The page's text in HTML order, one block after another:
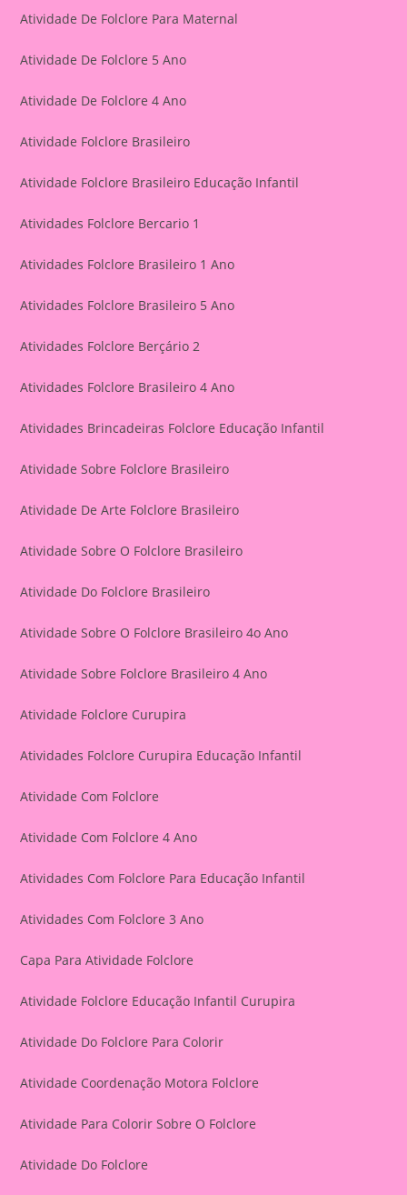
Atividade De Folclore Para Maternal
Atividade De Folclore 5 Ano
Atividade De Folclore 4 Ano
Atividade Folclore Brasileiro
Atividade Folclore Brasileiro Educação Infantil
Atividades Folclore Bercario 1
Atividades Folclore Brasileiro 1 Ano
Atividades Folclore Brasileiro 5 Ano
Atividades Folclore Berçário 2
Atividades Folclore Brasileiro 4 Ano
Atividades Brincadeiras Folclore Educação Infantil
Atividade Sobre Folclore Brasileiro
Atividade De Arte Folclore Brasileiro
Atividade Sobre O Folclore Brasileiro
Atividade Do Folclore Brasileiro
Atividade Sobre O Folclore Brasileiro 4o Ano
Atividade Sobre Folclore Brasileiro 4 Ano
Atividade Folclore Curupira
Atividades Folclore Curupira Educação Infantil
Atividade Com Folclore
Atividade Com Folclore 4 Ano
Atividades Com Folclore Para Educação Infantil
Atividades Com Folclore 3 Ano
Capa Para Atividade Folclore
Atividade Folclore Educação Infantil Curupira
Atividade Do Folclore Para Colorir
Atividade Coordenação Motora Folclore
Atividade Para Colorir Sobre O Folclore
Atividade Do Folclore